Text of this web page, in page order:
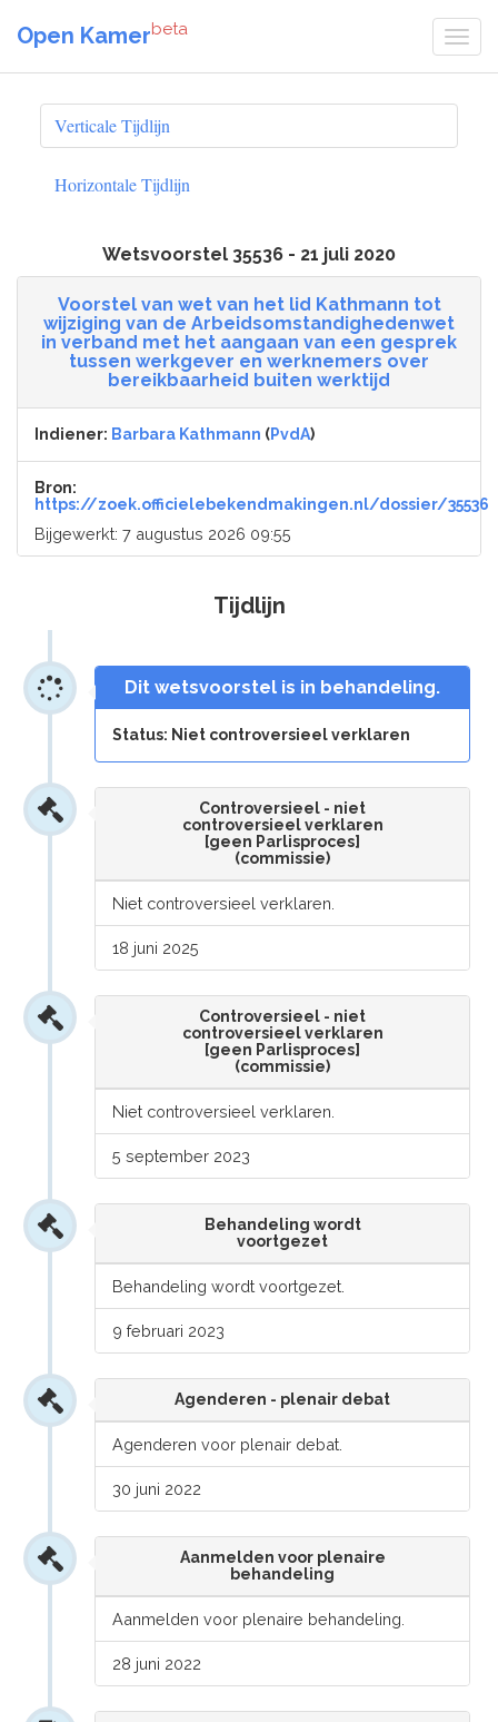
Open Kamerbeta
Verticale Tijdlijn
Horizontale Tijdlijn
Wetsvoorstel 35536 - 21 juli 2020
Voorstel van wet van het lid Kathmann tot
wijziging van de Arbeidsomstandighedenwet
in verband met het aangaan van een gesprek
tussen werkgever en werknemers over
bereikbaarheid buiten werktijd
Indiener: Barbara Kathmann (PvdA)
Bron:
https://zoek.officielebekendmakingen.nl/dossier/35536
Bijgewerkt: 7 augustus 2026 09:55
Tijdlijn
Dit wetsvoorstel is in behandeling.
Status: Niet controversieel verklaren
Controversieel - niet
controversieel verklaren
[geen Parlisproces]
(commissie)
Niet controversieel verklaren.
18 juni 2025
Controversieel - niet
controversieel verklaren
[geen Parlisproces]
(commissie)
Niet controversieel verklaren.
5 september 2023
Behandeling wordt
voortgezet
Behandeling wordt voortgezet.
9 februari 2023
Agenderen - plenair debat
Agenderen voor plenair debat.
30 juni 2022
Aanmelden voor plenaire
behandeling
Aanmelden voor plenaire behandeling.
28 juni 2022